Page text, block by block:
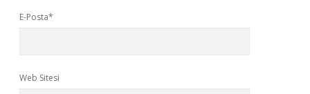
E-Posta*
Web Sitesi